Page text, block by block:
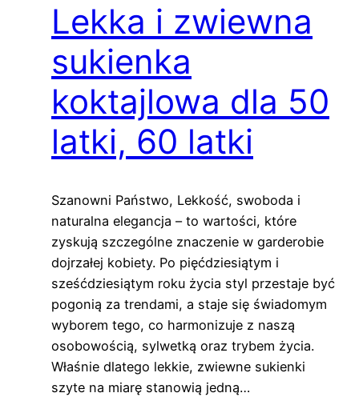
Lekka i zwiewna
sukienka
koktajlowa dla 50
latki, 60 latki
Szanowni Państwo, Lekkość, swoboda i
naturalna elegancja – to wartości, które
zyskują szczególne znaczenie w garderobie
dojrzałej kobiety. Po pięćdziesiątym i
sześćdziesiątym roku życia styl przestaje być
pogonią za trendami, a staje się świadomym
wyborem tego, co harmonizuje z naszą
osobowością, sylwetką oraz trybem życia.
Właśnie dlatego lekkie, zwiewne sukienki
szyte na miarę stanowią jedną…